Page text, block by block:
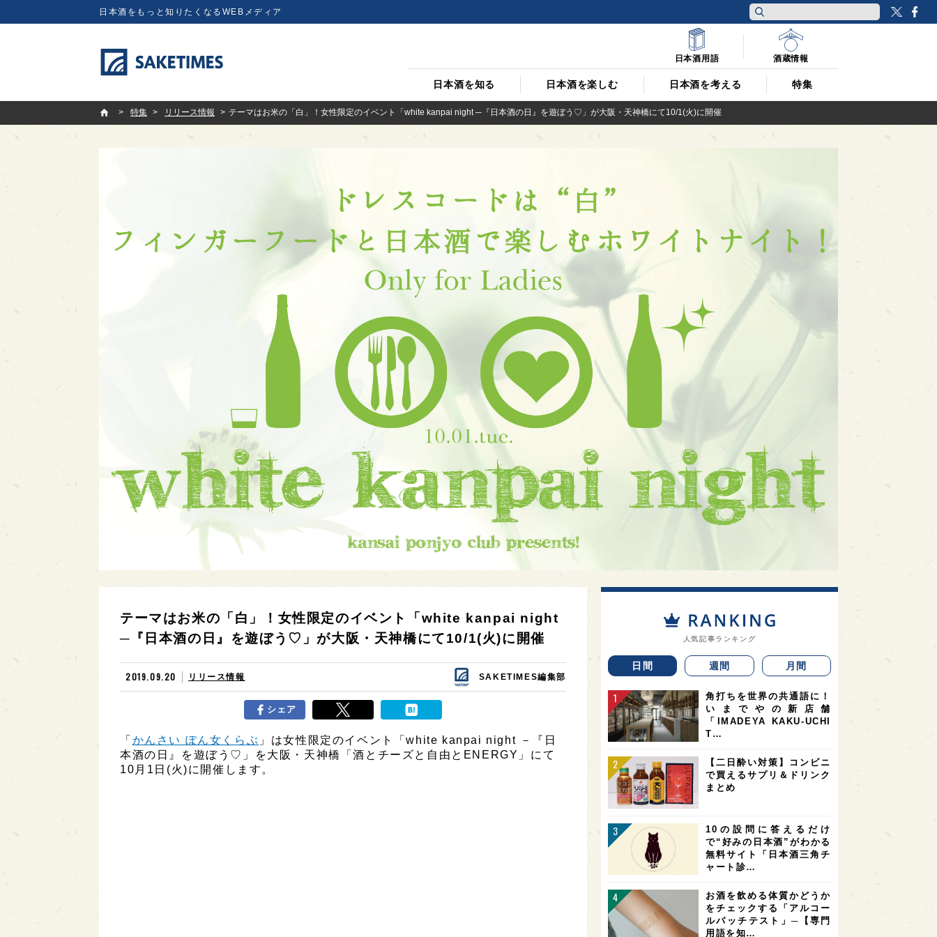
日本酒をもっと知りたくなるWEBメディア
日本酒を知る 日本酒を楽しむ 日本酒を考える 特集
日本酒用語 酒蔵情報
SAKETIMES
特集
リリース情報 テーマはお米の「白」！女性限定のイベント「white kanpai night ─『日本酒の日』を遊ぼう♡」が大阪・天神橋にて10/1(火)に開催
テーマはお米の「白」！女性限定のイベント「white kanpai night
─『日本酒の日』を遊ぼう♡」が大阪・天神橋にて10/1(火)に開催
2019.09.20 リリース情報 SAKETIMES編集部
シェア
「 かんさい ぽん女くらぶ 」は女性限定のイベント「white kanpai night －『日
本酒の日』を遊ぼう♡」を大阪・天神橋「酒とチーズと自由とENERGY」にて
10月1日(火)に開催します。
人気記事ランキング
日間 週間 月間
角打ちを世界の共通語に！
いまでやの新店舗
「IMADEYA KAKU-UCHI
T…
【二日酔い対策】コンビニ
で買えるサプリ＆ドリンク
まとめ
10の設問に答えるだけ
で“好みの日本酒”がわかる
無料サイト「日本酒三角チ
ャート診…
お酒を飲める体質かどうか
をチェックする「アルコー
ルパッチテスト」─【専門
用語を知…